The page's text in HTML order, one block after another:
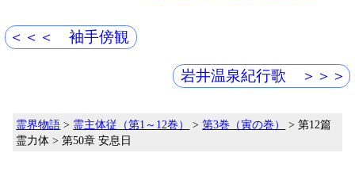
＜＜＜ 袖手傍観
岩井温泉紀行歌 ＞＞＞
霊界物語 > 霊主体従（第1～12巻） >第3巻（寅の巻）
> 第12篇
霊力体 > 第50章 安息日